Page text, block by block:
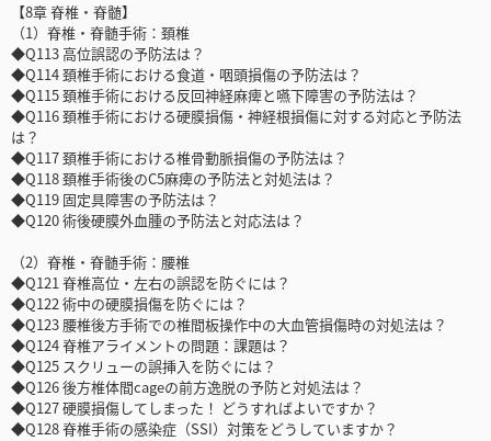
【8章 脊椎・脊髄】
（1）脊椎・脊髄手術：頚椎
◆Q113 高位誤認の予防法は？
◆Q114 頚椎手術における食道・咽頭損傷の予防法は？
◆Q115 頚椎手術における反回神経麻痺と嚥下障害の予防法は？
◆Q116 頚椎手術における硬膜損傷・神経根損傷に対する対応と予防法
は？
◆Q117 頚椎手術における椎骨動脈損傷の予防法は？
◆Q118 頚椎手術後のC5麻痺の予防法と対処法は？
◆Q119 固定具障害の予防法は？
◆Q120 術後硬膜外血腫の予防法と対応法は？
（2）脊椎・脊髄手術：腰椎
◆Q121 脊椎高位・左右の誤認を防ぐには？
◆Q122 術中の硬膜損傷を防ぐには？
◆Q123 腰椎後方手術での椎間板操作中の大血管損傷時の対処法は？
◆Q124 脊椎アライメントの問題：課題は？
◆Q125 スクリューの誤挿入を防ぐには？
◆Q126 後方椎体間cageの前方逸脱の予防と対処法は？
◆Q127 硬膜損傷してしまった！ どうすればよいですか？
◆Q128 脊椎手術の感染症（SSI）対策をどうしていますか？